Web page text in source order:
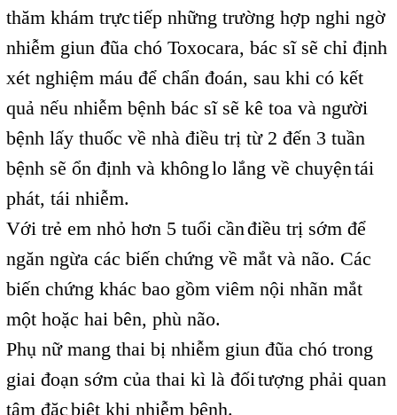
thăm khám trựctiếp những trường hợp nghi ngờ
nhiễm giun đũa chó Toxocara, bác sĩ sẽ chỉ định
xét nghiệm máu để chẩn đoán, sau khi có kết
quả nếu nhiễm bệnh bác sĩ sẽ kê toa và người
bệnh lấy thuốc về nhà điều trị từ 2 đến 3 tuần
bệnh sẽ ổn định và khônglo lắng về chuyện,tái
phát, tái nhiễm.
Với trẻ em nhỏ hơn 5 tuổi cần,điều trị sớm để
ngăn ngừa các biến chứng về mắt và não. Các
biến chứng khác bao gồm viêm nội nhãn mắt
một hoặc hai bên, phù não.
Phụ nữ mang thai bị nhiễm giun đũa chó trong
giai đoạn sớm của thai kì là đối,tượng phải quan
tâm đặcbiệt khi nhiễm bệnh.